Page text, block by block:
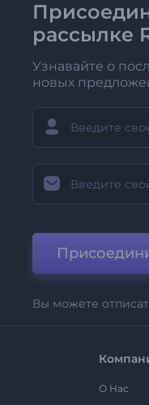
рассылке
Узнавайте о
новых
Вы можете
О Нас